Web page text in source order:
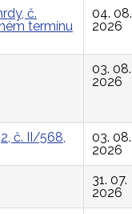
č.
termínu
04. 08.
2026
03. 08.
2026
č. II/568,
03. 08.
2026
31. 07.
2026